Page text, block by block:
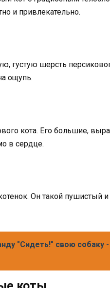
и привлекательно.
густую шерсть
ощупь.
кота. Его большие,
в сердце.
Он такой пушистый
"Сидеть!" свою собаку -